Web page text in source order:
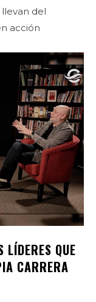
del
acción
LÍDERES QUE
CARRERA